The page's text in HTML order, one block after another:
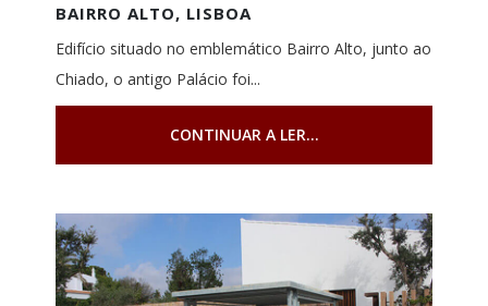
BAIRRO ALTO, LISBOA
Edifício situado no emblemático Bairro Alto, junto ao
Chiado, o antigo Palácio foi...
CONTINUAR A LER...